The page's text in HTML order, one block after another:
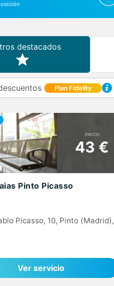
destacados
Plan Fidelity
PRECIO
43 €
Pinto Picasso
Picasso, 10, Pinto (Madrid),
Ver servicio